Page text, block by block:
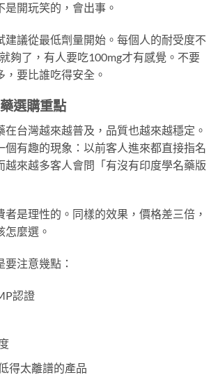
開玩笑的，會出事。
建議從最低劑量開始。每個人的耐受度不
夠了，有人要吃100mg才有感覺。不要
，要比誰吃得安全。
選購重點
在台灣越來越普及，品質也越來越穩定。
個有趣的現象：以前客人進來都直接指名
越來越多客人會問「有沒有印度學名藥版
者是理性的。同樣的效果，價格差三倍，
怎麼選。
注意幾點：
認證
得太離譜的產品